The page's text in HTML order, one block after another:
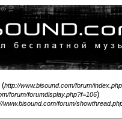
(http://www.bisound.com/forum/index.php
forum/forumdisplay.php?f=106)
www.bisound.com/forum/